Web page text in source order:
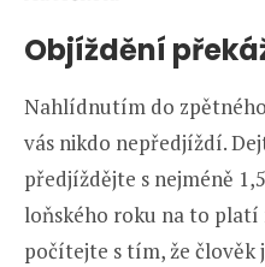
Objíždění
Nahlídnutím do
vás nikdo nepředjíždí.
předjíždějte s nejméně
loňského roku na to platí
počítejte s tím, že člověk